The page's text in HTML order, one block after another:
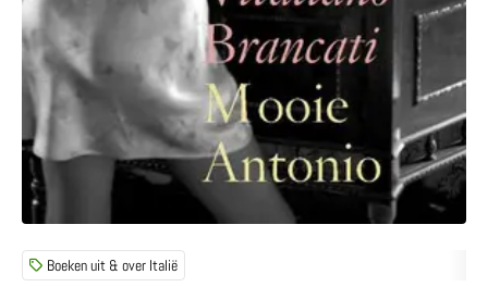
Boeken uit & over Italië